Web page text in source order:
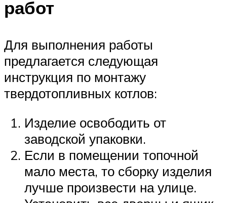
работ
Для выполнения работы
предлагается следующая
инструкция по монтажу
твердотопливных котлов:
Изделие освободить от
заводской упаковки.
Если в помещении топочной
мало места, то сборку изделия
лучше произвести на улице.